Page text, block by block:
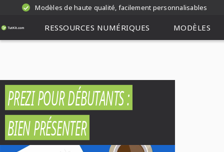
Modèles de haute qualité, facilement personnalisables
RESSOURCES NUMÉRIQUES MODÈLES
PREZI POUR DÉBUTANTS :
BIEN PRÉSENTER